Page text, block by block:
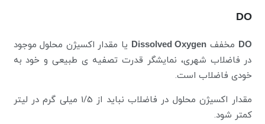
DO
DO مخفف Dissolved Oxygen یا مقدار اکسیژن محلول موجود
در فاضلاب شهری، نمایشگر قدرت تصفیه ی طبیعی و خود به
خودی فاضلاب است.
مقدار اکسیژن محلول در فاضلاب نباید از 1/5 میلی گرم در لیتر
کمتر شود.